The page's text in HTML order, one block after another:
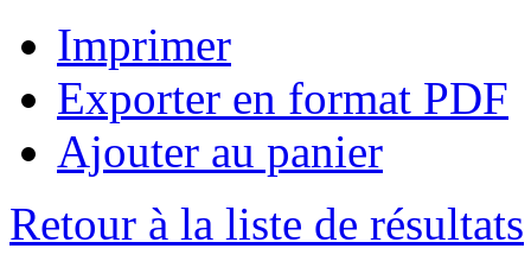
Imprimer
Exporter en format PDF
Ajouter au panier
Retour à la liste de résultats